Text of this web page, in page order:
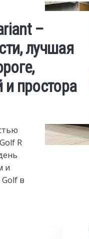
–
лучшая
простора
R
и
в